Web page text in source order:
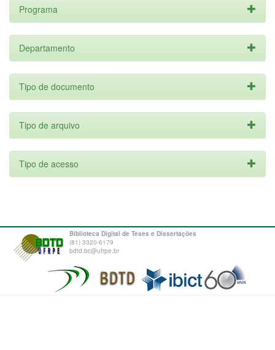
Programa
Departamento
Tipo de documento
Tipo de arquivo
Tipo de acesso
Biblioteca Digital de Teses e Dissertações
(81) 3320-6179
bdtd.bc@ufrpe.br